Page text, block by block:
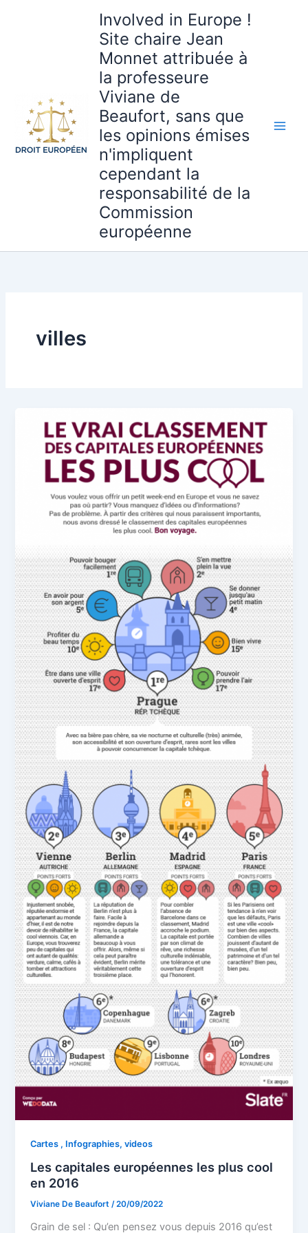
Involved in Europe !
Site chaire Jean
Monnet attribuée à
la professeure
Viviane de
Beaufort, sans que
les opinions émises
n'impliquent
cependant la
responsabilité de la
Commission
européenne
villes
Cartes , Infographies, videos
Les capitales européennes les plus cool
en 2016
Viviane De Beaufort/20/09/2022
Grain de sel : Qu’en pensez vous depuis 2016 qu’est